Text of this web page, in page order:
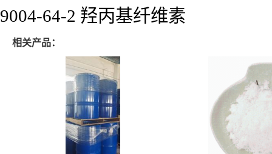
9004-64-2 羟丙基纤维素
相关产品：